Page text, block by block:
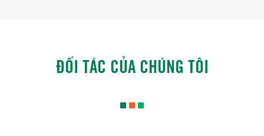
ĐỐI TÁC CỦA CHÚNG TÔI